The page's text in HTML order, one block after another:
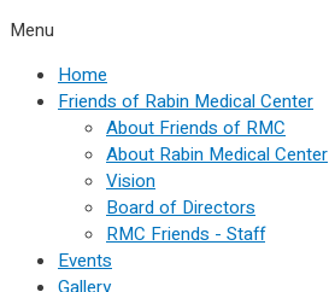
Menu
Home
Friends of Rabin Medical Center
About Friends of RMC
About Rabin Medical Center
Vision
Board of Directors
RMC Friends - Staff
Events